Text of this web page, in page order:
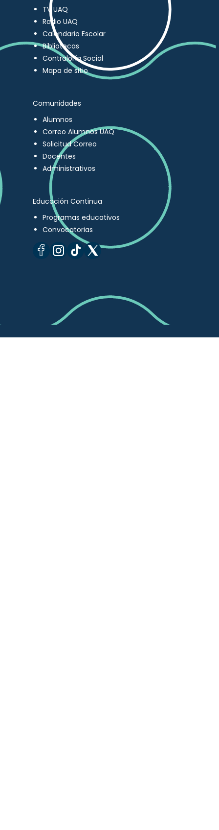
TV UAQ
Radio UAQ
Calendario Escolar
Bibliotecas
Contraloría Social
Mapa de sitio
Comunidades
Alumnos
Correo Alumnos UAQ
Solicitud Correo
Docentes
Administrativos
Educación Continua
Programas educativos
Convocatorias